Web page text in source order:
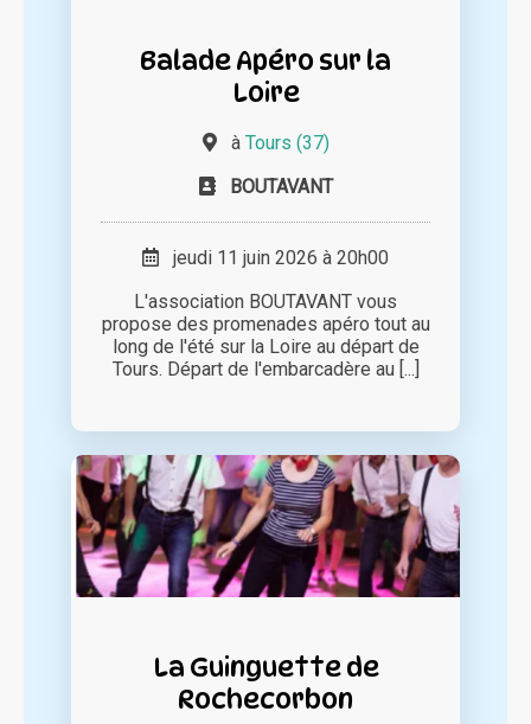
Balade Apéro sur la
Loire
à Tours (37)
BOUTAVANT
jeudi 11 juin 2026 à 20h00
L'association BOUTAVANT vous
propose des promenades apéro tout au
long de l'été sur la Loire au départ de
Tours. Départ de l'embarcadère au [...]
La Guinguette de
Rochecorbon